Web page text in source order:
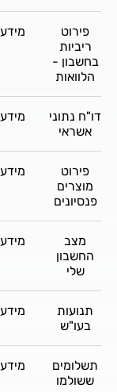
פירוט
ריביות
בחשבון -
הלוואות
מידע
דו"ח נתוני
אשראי
מידע
פירוט
מוצרים
פנסיונים
מידע
מצב
החשבון
שלי
מידע
תנועות
בעו"ש
מידע
תשלומים
ששולמו
מידע